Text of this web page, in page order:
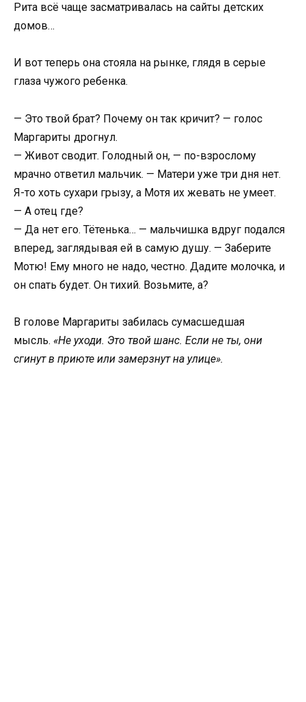
Рита всё чаще засматривалась на сайты детских
домов…
И вот теперь она стояла на рынке, глядя в серые
глаза чужого ребенка.
— Это твой брат? Почему он так кричит? — голос
Маргариты дрогнул.
— Живот сводит. Голодный он, — по-взрослому
мрачно ответил мальчик. — Матери уже три дня нет.
Я-то хоть сухари грызу, а Мотя их жевать не умеет.
— А отец где?
— Да нет его. Тётенька… — мальчишка вдруг подался
вперед, заглядывая ей в самую душу. — Заберите
Мотю! Ему много не надо, честно. Дадите молочка, и
он спать будет. Он тихий. Возьмите, а?
В голове Маргариты забилась сумасшедшая
мысль. «Не уходи. Это твой шанс. Если не ты, они
сгинут в приюте или замерзнут на улице».